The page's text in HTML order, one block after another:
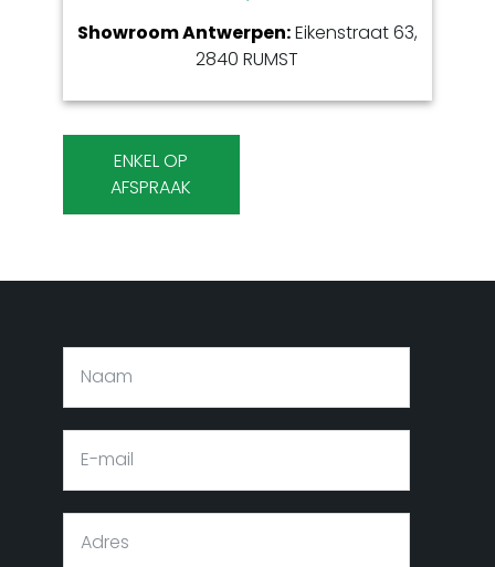
Showroom Antwerpen:Eikenstraat 63,
2840 RUMST
ENKEL OP
AFSPRAAK